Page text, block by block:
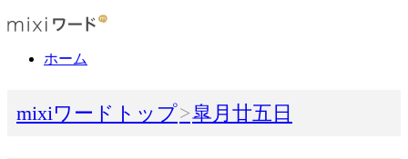
ホーム
mixiワードトップ 皐月廿五日